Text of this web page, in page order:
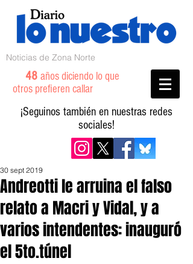
Noticias de Zona Norte
48 años diciendo lo que
otros prefieren callar
¡Seguinos también en nuestras redes
sociales!
Andreotti le arruina el falso
relato a Macri y Vidal, y a
varios intendentes: inauguró
el 5to.túnel
30 sept 2019